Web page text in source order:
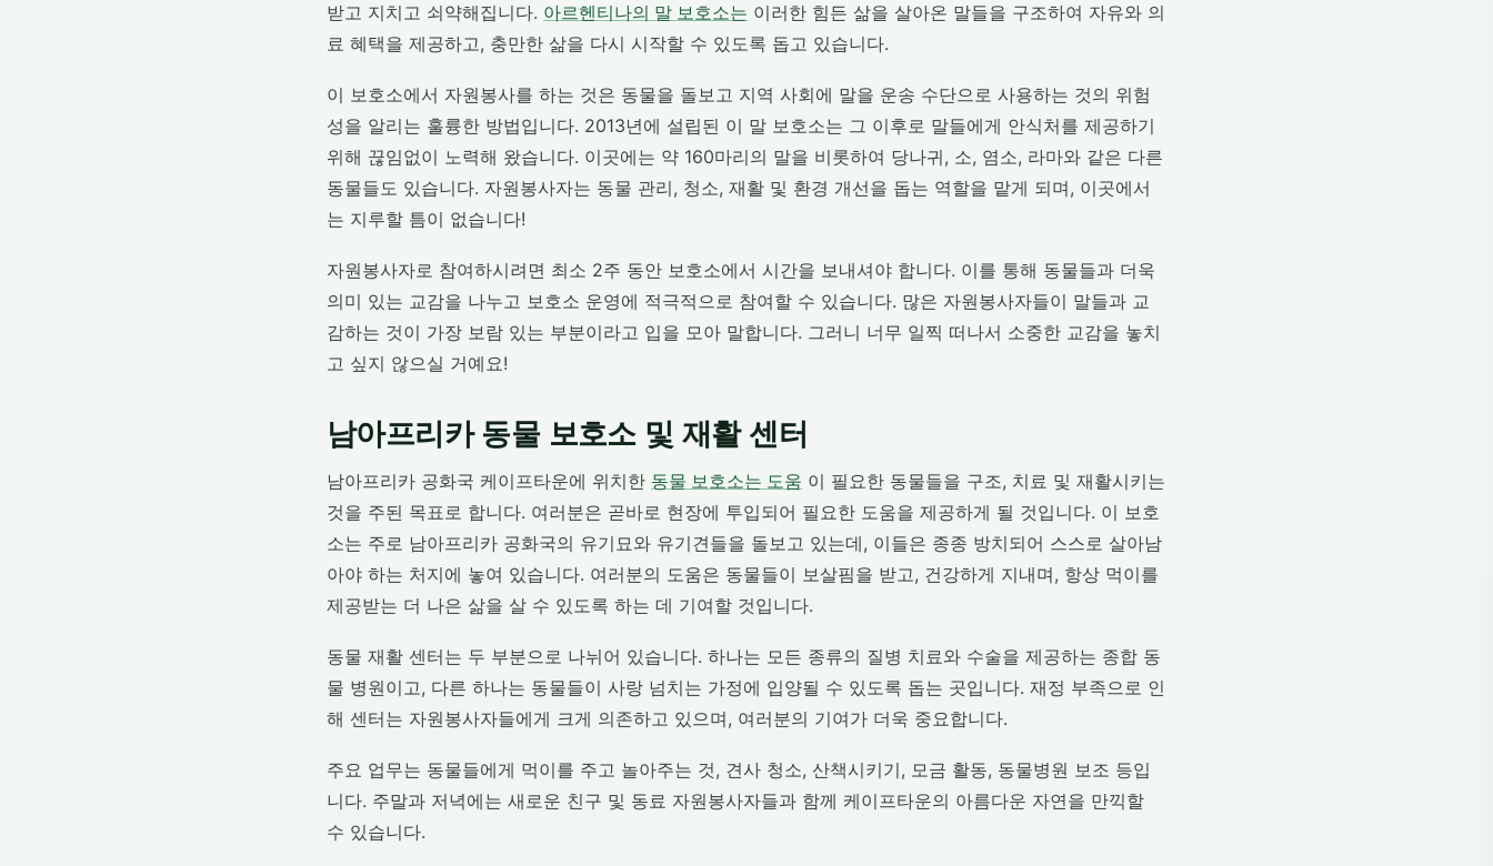
받고 지치고 쇠약해집니다. 아르헨티나의 말 보호소는 이러한 힘든 삶을 살아온 말들을 구조하여 자유와 의
료 혜택을 제공하고, 충만한 삶을 다시 시작할 수 있도록 돕고 있습니다.
이 보호소에서 자원봉사를 하는 것은 동물을 돌보고 지역 사회에 말을 운송 수단으로 사용하는 것의 위험
성을 알리는 훌륭한 방법입니다. 2013년에 설립된 이 말 보호소는 그 이후로 말들에게 안식처를 제공하기
위해 끊임없이 노력해 왔습니다. 이곳에는 약 160마리의 말을 비롯하여 당나귀, 소, 염소, 라마와 같은 다른
동물들도 있습니다. 자원봉사자는 동물 관리, 청소, 재활 및 환경 개선을 돕는 역할을 맡게 되며, 이곳에서
는 지루할 틈이 없습니다!
자원봉사자로 참여하시려면 최소 2주 동안 보호소에서 시간을 보내셔야 합니다. 이를 통해 동물들과 더욱
의미 있는 교감을 나누고 보호소 운영에 적극적으로 참여할 수 있습니다. 많은 자원봉사자들이 말들과 교
감하는 것이 가장 보람 있는 부분이라고 입을 모아 말합니다. 그러니 너무 일찍 떠나서 소중한 교감을 놓치
고 싶지 않으실 거예요!
남아프리카 동물 보호소 및 재활 센터
남아프리카 공화국 케이프타운에 위치한 동물 보호소는 도움 이 필요한 동물들을 구조, 치료 및 재활시키는
것을 주된 목표로 합니다. 여러분은 곧바로 현장에 투입되어 필요한 도움을 제공하게 될 것입니다. 이 보호
소는 주로 남아프리카 공화국의 유기묘와 유기견들을 돌보고 있는데, 이들은 종종 방치되어 스스로 살아남
아야 하는 처지에 놓여 있습니다. 여러분의 도움은 동물들이 보살핌을 받고, 건강하게 지내며, 항상 먹이를
제공받는 더 나은 삶을 살 수 있도록 하는 데 기여할 것입니다.
동물 재활 센터는 두 부분으로 나뉘어 있습니다. 하나는 모든 종류의 질병 치료와 수술을 제공하는 종합 동
물 병원이고, 다른 하나는 동물들이 사랑 넘치는 가정에 입양될 수 있도록 돕는 곳입니다. 재정 부족으로 인
해 센터는 자원봉사자들에게 크게 의존하고 있으며, 여러분의 기여가 더욱 중요합니다.
주요 업무는 동물들에게 먹이를 주고 놀아주는 것, 견사 청소, 산책시키기, 모금 활동, 동물병원 보조 등입
니다. 주말과 저녁에는 새로운 친구 및 동료 자원봉사자들과 함께 케이프타운의 아름다운 자연을 만끽할
수 있습니다.